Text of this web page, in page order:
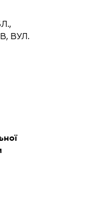
ВУЛ.